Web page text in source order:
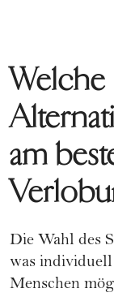
Welche
am
Die Wahl des
was
Menschen